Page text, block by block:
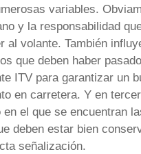
variables.
y la responsabilidad
al volante. También
que deben haber
ITV para garantizar un
en carretera. Y en
en el que se encuentran
deben estar bien
señalización.